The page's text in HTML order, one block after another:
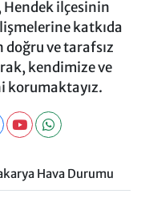
ilçesinin
katkıda
ve tarafsız
kendimize ve
korumaktayız.
Hava Durumu